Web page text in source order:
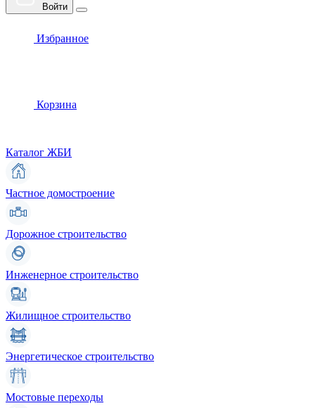
Войти
Избранное
Корзина
Каталог ЖБИ
Частное домостроение
Дорожное строительство
Инженерное строительство
Жилищное строительство
Энергетическое строительство
Мостовые переходы